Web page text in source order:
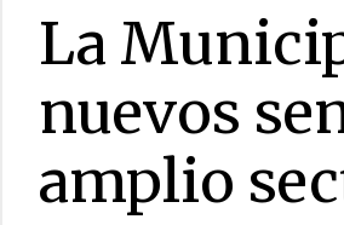
La
nuevos
amplio